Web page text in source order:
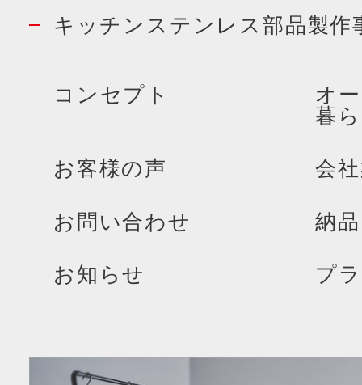
キッチンステンレス部品製作
コンセプト
オ
暮
お客様の声 会
お問い合わせ 納
お知らせ プ